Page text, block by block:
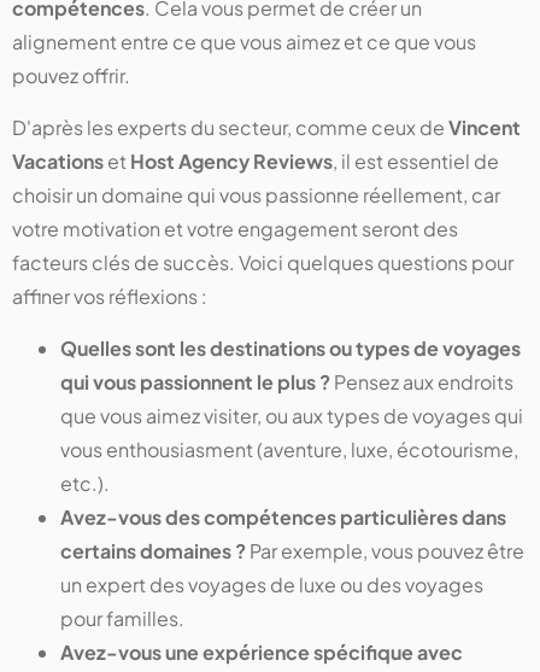
compétences. Cela vous permet de créer un
alignement entre ce que vous aimez et ce que vous
pouvez offrir.
D'après les experts du secteur, comme ceux deVincent
Vacationset Host Agency Reviews, il est essentiel de
choisir un domaine qui vous passionne réellement, car
votre motivation et votre engagement seront des
facteurs clés de succès​​. Voici quelques questions pour
affiner vos réflexions :
Quelles sont les destinations ou types de voyages
qui vous passionnent le plus ?Pensez aux endroits
que vous aimez visiter, ou aux types de voyages qui
vous enthousiasment (aventure, luxe, écotourisme,
etc.).
Avez-vous des compétences particulières dans
certains domaines ?Par exemple, vous pouvez être
un expert des voyages de luxe ou des voyages
pour familles.
Avez-vous une expérience spécifique avec